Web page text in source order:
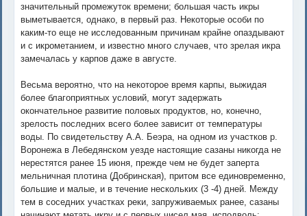
значительный промежуток времени; большая часть икры
выметывается, однако, в первый раз. Некоторые особи по
каким-то еще не исследованным причинам крайне опаздывают
и с икрометанием, и известно много случаев, что зрелая икра
замечалась у карпов даже в августе.
Весьма вероятно, что на некоторое время карпы, выжидая
более благоприятных условий, могут задержать
окончательное развитие половых продуктов, но, конечно,
зрелость последних всего более зависит от температуры
воды. По свидетельству А.А. Беэра, на одном из участков р.
Воронежа в Лебедянском уезде настоящие сазаны никогда не
нерестятся ранее 15 июня, прежде чем не будет заперта
мельничная плотина (Добринская), притом все единовременно,
большие и малые, и в течение нескольких (3 -4) дней. Между
тем в соседних участках реки, запруживаемых ранее, сазаны